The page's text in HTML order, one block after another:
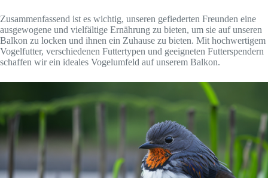
Zusammenfassend ist es wichtig, unseren gefiederten Freunden eine
ausgewogene und vielfältige Ernährung zu bieten, um sie auf unseren
Balkon zu locken und ihnen ein Zuhause zu bieten. Mit hochwertigem
Vogelfutter, verschiedenen Futtertypen und geeigneten Futterspendern
schaffen wir ein ideales Vogelumfeld auf unserem Balkon.